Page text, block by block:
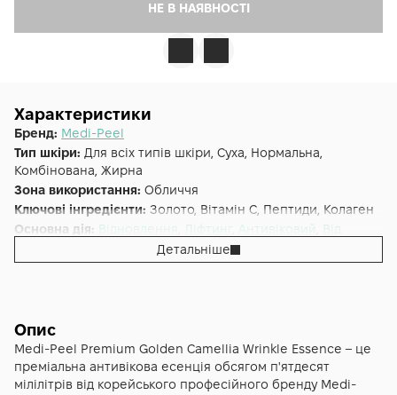
НЕ В НАЯВНОСТІ
Характеристики
Бренд: Medi-Peel
Тип шкіри: Для всіх типів шкіри, Суха, Нормальна,
Комбінована, Жирна
Зона використання: Обличчя
Ключові інгредієнти: Золото, Вітамін С, Пептиди, Колаген
Основна дія: Відновлення Ліфтинг Антивіковий
Від
Форма випуску:Есенція
Детальніше
Опис
Medi-Peel Premium Golden Camellia Wrinkle Essence – це
преміальна антивікова есенція обсягом п'ятдесят
мілілітрів від корейського професійного бренду Medi-